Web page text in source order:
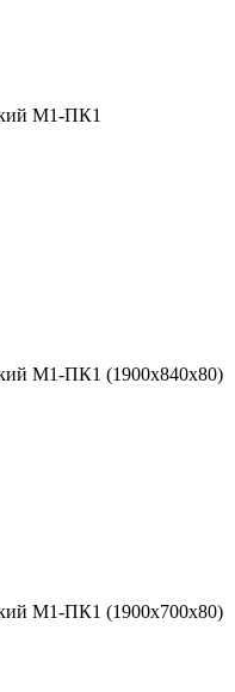
М1-ПК1
М1-ПК1 (1900x840x80)
М1-ПК1 (1900х700х80)